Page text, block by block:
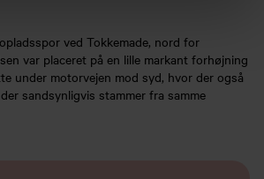
ved Tokkemade, nord for
var placeret på en lille markant forhøjning
under motorvejen mod syd, hvor der også
sandsynligvis stammer fra samme